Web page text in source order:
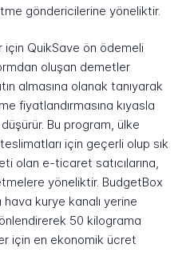
göndericilerine yöneliktir.
QuikSave ön ödemeli
oluşan demetler
almasına olanak tanıyarak
fiyatlandırmasına kıyasla
Bu program, ülke
için geçerli olup sık
olan e-ticaret satıcılarına,
yöneliktir. BudgetBox
kurye kanalı yerine
50 kilograma
için en ekonomik ücret